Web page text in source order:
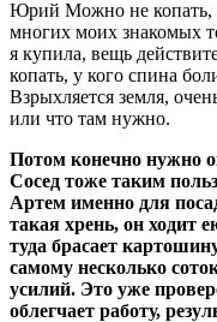
Юрий Можно не
многих моих знакомых
я купила, вещь
копать, у кого спина
Взрыхляется земля,
или что там нужно.
Потом конечно нужно
Сосед тоже таким
Артем именно для
такая хрень, он ходит
туда брасает
самому несколько
усилий. Это уже
облегчает работу,